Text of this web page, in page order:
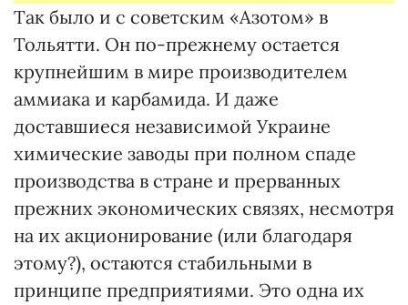
Так было и с советским «Азотом» в
Тольятти. Он по-прежнему остается
крупнейшим в мире производителем
аммиака и карбамида. И даже
доставшиеся независимой Украине
химические заводы при полном спаде
производства в стране и прерванных
прежних экономических связях, несмотря
на их акционирование (или благодаря
этому?), остаются стабильными в
принципе предприятиями. Это одна их